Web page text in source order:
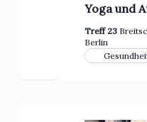
Yoga und
Treff 23
Berlin